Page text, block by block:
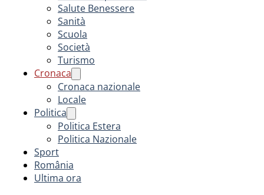
Salute Benessere
Sanità
Scuola
Società
Turismo
Cronaca
Cronaca nazionale
Locale
Politica
Politica Estera
Politica Nazionale
Sport
România
Ultima ora